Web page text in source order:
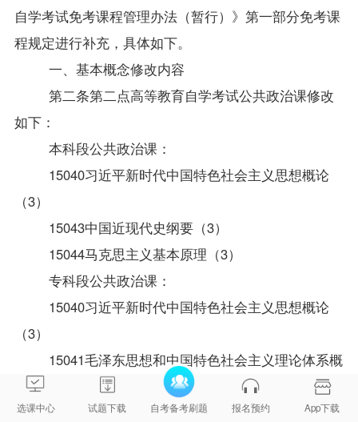
自学考试免考课程管理办法（暂行）》第一部分免考课
程规定进行补充，具体如下。
一、基本概念修改内容
第二条第二点高等教育自学考试公共政治课修改
如下：
本科段公共政治课：
15040习近平新时代中国特色社会主义思想概论
（3）
15043中国近现代史纲要（3）
15044马克思主义基本原理（3）
专科段公共政治课：
15040习近平新时代中国特色社会主义思想概论
（3）
15041毛泽东思想和中国特色社会主义理论体系概
论（3）
15042
思想道德与法治（3）
选课中心 试题下载 自考备考刷题 报名预约 App下载